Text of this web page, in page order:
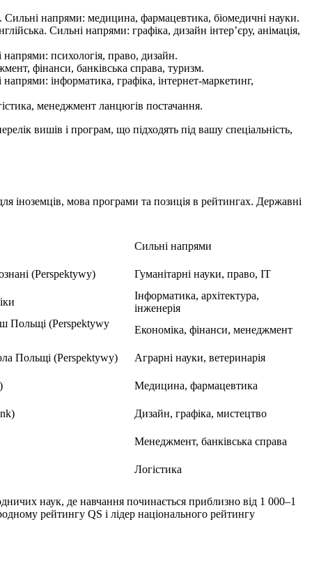
напрями: медицина, фармацевтика, біомедичні науки.
Сильні напрями: графіка, дизайн інтер’єру, анімація,
психологія, право, дизайн.
фінанси, банківська справа, туризм.
інформатика, графіка, інтернет-маркетинг,
менеджмент ланцюгів постачання.
вишів і програм, що підходять під вашу спеціальність,
іноземців, мова програми та позиція в рейтингах. Державні
Сильні напрями
(Perspektywy) Гуманітарні науки, право, IT
Інформатика, архітектура,
інженерія
Польщі (Perspektywy
Економіка, фінанси, менеджмент
Польщі (Perspektywy) Аграрні науки, ветеринарія
Медицина, фармацевтика
Дизайн, графіка, мистецтво
Менеджмент, банківська справа
Логістика
наук, де навчання починається приблизно від 1 000–1
рейтингу QS і лідер національного рейтингу